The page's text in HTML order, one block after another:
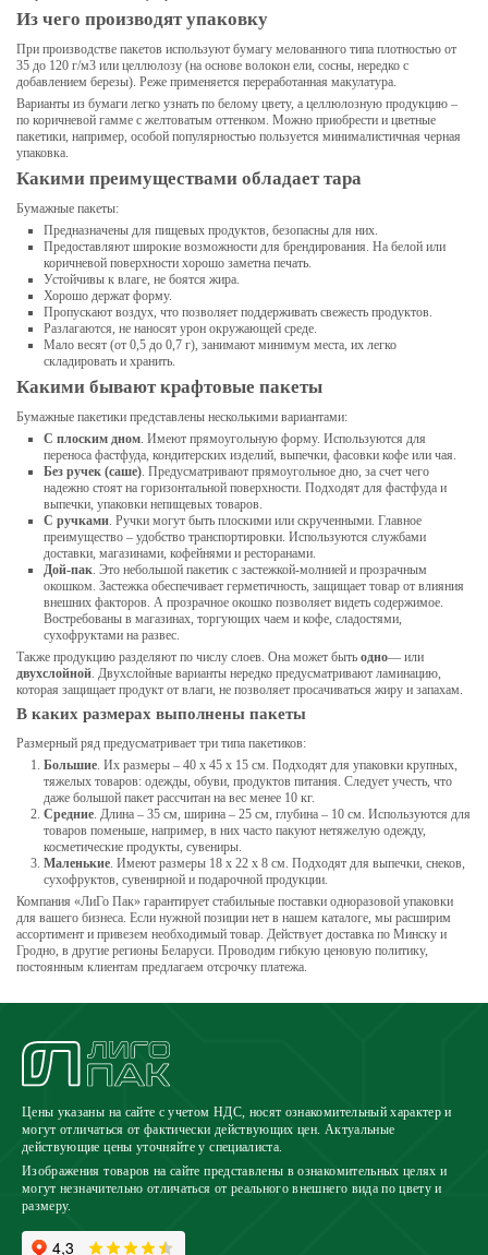
Из чего производят упаковку
При производстве пакетов используют бумагу мелованного типа плотностью от
35 до 120 г/м3 или целлюлозу (на основе волокон ели, сосны, нередко с
добавлением березы). Реже применяется переработанная макулатура.
Варианты из бумаги легко узнать по белому цвету, а целлюлозную продукцию –
по коричневой гамме с желтоватым оттенком. Можно приобрести и цветные
пакетики, например, особой популярностью пользуется минималистичная черная
упаковка.
Какими преимуществами обладает тара
Бумажные пакеты:
Предназначены для пищевых продуктов, безопасны для них.
Предоставляют широкие возможности для брендирования. На белой или
коричневой поверхности хорошо заметна печать.
Устойчивы к влаге, не боятся жира.
Хорошо держат форму.
Пропускают воздух, что позволяет поддерживать свежесть продуктов.
Разлагаются, не наносят урон окружающей среде.
Мало весят (от 0,5 до 0,7 г), занимают минимум места, их легко
складировать и хранить.
Какими бывают крафтовые пакеты
Бумажные пакетики представлены несколькими вариантами:
С плоским дном. Имеют прямоугольную форму. Используются для
переноса фастфуда, кондитерских изделий, выпечки, фасовки кофе или чая.
Без ручек (саше). Предусматривают прямоугольное дно, за счет чего
надежно стоят на горизонтальной поверхности. Подходят для фастфуда и
выпечки, упаковки непищевых товаров.
С ручками. Ручки могут быть плоскими или скрученными. Главное
преимущество – удобство транспортировки. Используются службами
доставки, магазинами, кофейнями и ресторанами.
Дой-пак. Это небольшой пакетик с застежкой-молнией и прозрачным
окошком. Застежка обеспечивает герметичность, защищает товар от влияния
внешних факторов. А прозрачное окошко позволяет видеть содержимое.
Востребованы в магазинах, торгующих чаем и кофе, сладостями,
сухофруктами на развес.
Также продукцию разделяют по числу слоев. Она может быть одно— или
двухслойной. Двухслойные варианты нередко предусматривают ламинацию,
которая защищает продукт от влаги, не позволяет просачиваться жиру и запахам.
В каких размерах выполнены пакеты
Размерный ряд предусматривает три типа пакетиков:
Большие. Их размеры – 40 x 45 x 15 см. Подходят для упаковки крупных,
тяжелых товаров: одежды, обуви, продуктов питания. Следует учесть, что
даже большой пакет рассчитан на вес менее 10 кг.
Средние. Длина – 35 см, ширина – 25 см, глубина – 10 см. Используются для
товаров поменьше, например, в них часто пакуют нетяжелую одежду,
косметические продукты, сувениры.
Маленькие. Имеют размеры 18 x 22 x 8 см. Подходят для выпечки, снеков,
сухофруктов, сувенирной и подарочной продукции.
Компания «ЛиГо Пак» гарантирует стабильные поставки одноразовой упаковки
для вашего бизнеса. Если нужной позиции нет в нашем каталоге, мы расширим
ассортимент и привезем необходимый товар. Действует доставка по Минску и
Гродно, в другие регионы Беларуси. Проводим гибкую ценовую политику,
постоянным клиентам предлагаем отсрочку платежа.
Цены указаны на сайте с учетом НДС, носят ознакомительный характер и
могут отличаться от фактически действующих цен. Актуальные
действующие цены уточняйте у специалиста.
Изображения товаров на сайте представлены в ознакомительных целях и
могут незначительно отличаться от реального внешнего вида по цвету и
размеру.